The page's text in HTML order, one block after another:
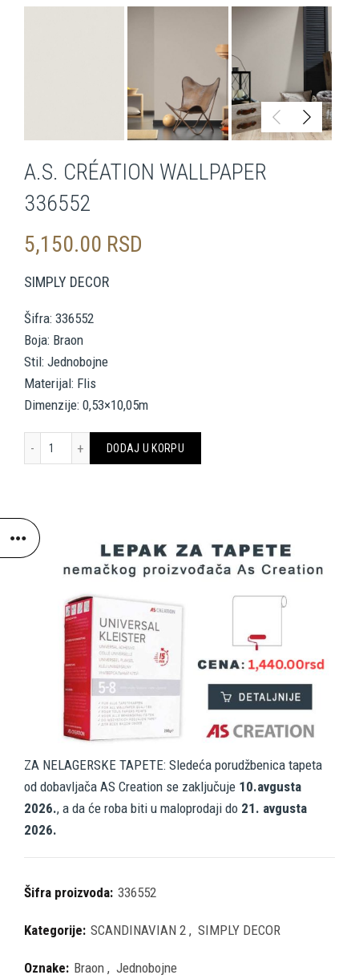
A.S. CRÉATION WALLPAPER
336552
5,150.00 RSD
SIMPLY DECOR
Šifra: 336552
Boja: Braon
Stil: Jednobojne
Materijal: Flis
Dimenzije: 0,53×10,05m
A.S. CRÉATION WALLPAPER 336552 količina
DODAJ U KORPU
ZA NELAGERSKE TAPETE: Sledeća porudžbenica tapeta
od dobavljača AS Creation se zaključuje 10.avgusta
2026., a da će roba biti u maloprodaji do 21. avgusta
2026.
Šifra proizvoda: 336552
Kategorije: SCANDINAVIAN 2 , SIMPLY DECOR
Oznake: Braon , Jednobojne